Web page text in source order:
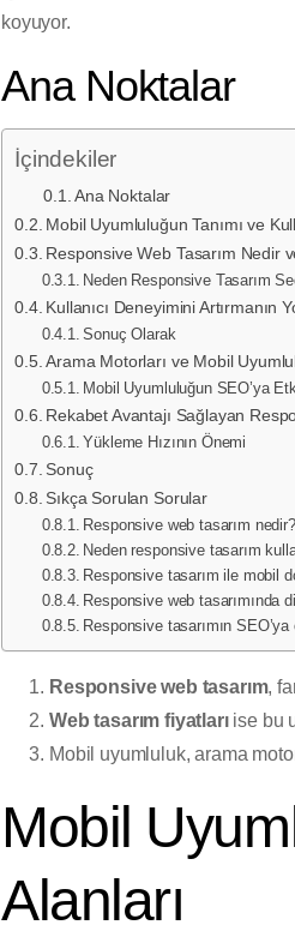
koyuyor.
Ana Noktalar
İçindekiler
Ana Noktalar
Mobil Uyumluluğun Tanımı ve
Responsive Web Tasarım Nedir
Neden Responsive Tasarım
Kullanıcı Deneyimini Artırmanın
Sonuç Olarak
Arama Motorları ve Mobil
Mobil Uyumluluğun SEO’ya
Rekabet Avantajı Sağlayan
Yükleme Hızının Önemi
Sonuç
Sıkça Sorulan Sorular
Responsive web tasarım nedir?
Neden responsive tasarım
Responsive tasarım ile mobil
Responsive web tasarımında
Responsive tasarımın
Responsive web tasarım,
Web tasarım fiyatlarıise bu
Mobil uyumluluk, arama
Mobil
Alanları